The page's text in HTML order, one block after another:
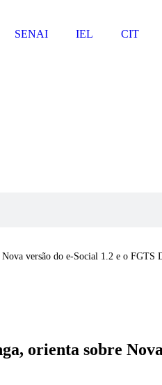
SENAI IEL CIT
versão do e-Social 1.2 e o FGTS
orienta sobre